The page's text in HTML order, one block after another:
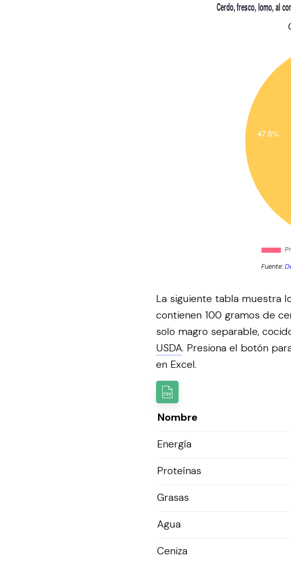
Fuente:
La siguiente tabla muestra
contienen 100 gramos de
solo magro separable,
USDA. Presiona el botón
en Excel.
Nombre
Energía
Proteínas
Grasas
Agua
Ceniza